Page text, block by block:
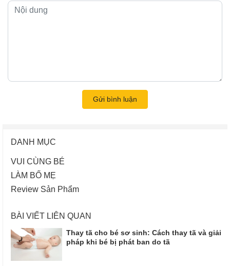
Gửi bình luận
DANH MỤC
VUI CÙNG BÉ
LÀM BỐ MẸ
Review Sản Phẩm
BÀI VIẾT LIÊN QUAN
Thay tã cho bé sơ sinh: Cách thay tã và giải
pháp khi bé bị phát ban do tã